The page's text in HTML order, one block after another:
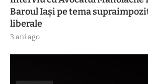
Baroul Iași pe tema
liberale
3 ani ago